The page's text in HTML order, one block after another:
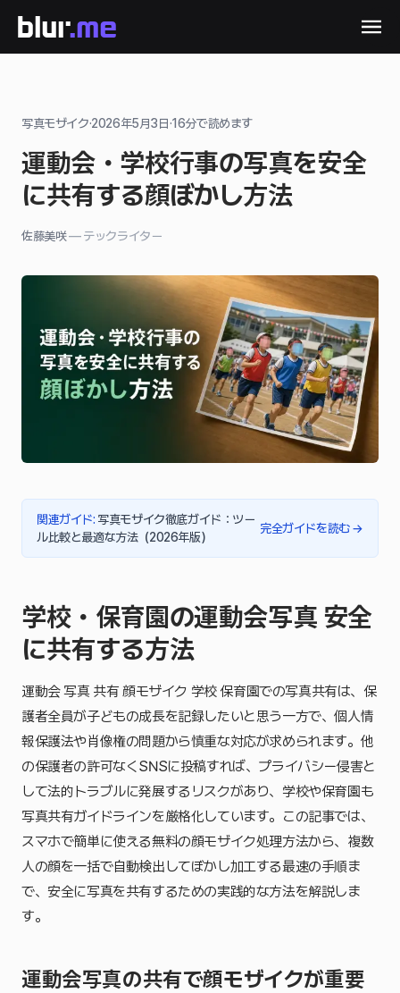
写真モザイク·2026年5月3日·16分で読めます
運動会・学校行事の写真を安全
に共有する顔ぼかし方法
佐藤美咲—テックライター
関連ガイド: 写真モザイク徹底ガイド：ツー
ル比較と最適な方法（2026年版）
完全ガイドを読む →
学校・保育園の運動会写真 安全
に共有する方法
運動会 写真 共有 顔モザイク 学校 保育園での写真共有は、保
護者全員が子どもの成長を記録したいと思う一方で、個人情
報保護法や肖像権の問題から慎重な対応が求められます。他
の保護者の許可なくSNSに投稿すれば、プライバシー侵害と
して法的トラブルに発展するリスクがあり、学校や保育園も
写真共有ガイドラインを厳格化しています。この記事では、
スマホで簡単に使える無料の顔モザイク処理方法から、複数
人の顔を一括で自動検出してぼかし加工する最速の手順ま
で、安全に写真を共有するための実践的な方法を解説しま
す。
運動会写真の共有で顔モザイクが重要